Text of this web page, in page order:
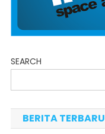
SEARCH
BERITA TERBARU